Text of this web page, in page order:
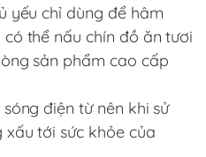
yếu chỉ dùng để hâm
thể nấu chín đồ ăn tươi
sản phẩm cao cấp
điện từ nên khi sử
xấu tới sức khỏe của